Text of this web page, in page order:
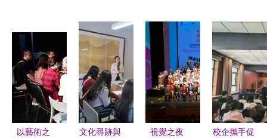
以藝術之
文化尋跡與
視覺之夜
校企攜手促